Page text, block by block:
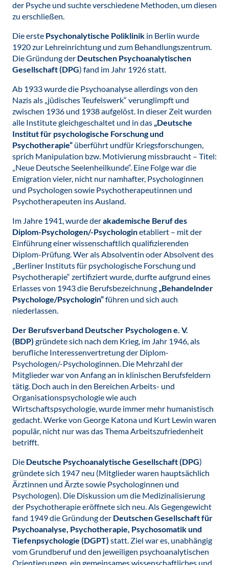
der Psyche und suchte verschiedene Methoden, um diesen
zu erschließen.
Die erste Psychonalytische Poliklinik in Berlin wurde
1920 zur Lehreinrichtung und zum Behandlungszentrum.
Die Gründung der Deutschen Psychoanalytischen
Gesellschaft (DPG) fand im Jahr 1926 statt.
Ab 1933 wurde die Psychoanalyse allerdings von den
Nazis als „jüdisches Teufelswerk“ verunglimpft und
zwischen 1936 und 1938 aufgelöst. In dieser Zeit wurden
alle Institute gleichgeschaltet und in das „Deutsche
Institut für psychologische Forschung und
Psychotherapie“ überführt undfür Kriegsforschungen,
sprich Manipulation bzw. Motivierung missbraucht – Titel:
„Neue Deutsche Seelenheilkunde“. Eine Folge war die
Emigration vieler, nicht nur namhafter, Psychologinnen
und Psychologen sowie Psychotherapeutinnen und
Psychotherapeuten ins Ausland.
Im Jahre 1941, wurde derakademische Beruf des
Diplom-Psychologen/-Psychologinetabliert – mit der
Einführung einer wissenschaftlich qualifizierenden
Diplom-Prüfung. Wer als Absolventin oder Absolvent des
„Berliner Instituts für psychologische Forschung und
Psychotherapie“ zertifiziert wurde, durfte aufgrund eines
Erlasses von 1943 die Berufsbezeichnung „Behandelnder
Psychologe/Psychologin“führen und sich auch
niederlassen.
Der Berufsverband Deutscher Psychologen e. V.
(BDP) gründete sich nach dem Krieg, im Jahr 1946, als
berufliche Interessenvertretung der Diplom-
Psychologen/-Psychologinnen. Die Mehrzahl der
Mitglieder war von Anfang an in klinischen Berufsfeldern
tätig. Doch auch in den Bereichen Arbeits- und
Organisationspsychologie wie auch
Wirtschaftspsychologie, wurde immer mehr humanistisch
gedacht. Werke von George Katona und Kurt Lewin waren
populär, nicht nur was das Thema Arbeitszufriedenheit
betrifft.
Die Deutsche Psychoanalytische Gesellschaft (DPG)
gründete sich 1947 neu (Mitglieder waren hauptsächlich
Ärztinnen und Ärzte sowie Psychologinnen und
Psychologen). Die Diskussion um die Medizinalisierung
der Psychotherapie eröffnete sich neu. Als Gegengewicht
fand 1949 die Gründung der Deutschen Gesellschaft für
Psychoanalyse, Psychotherapie, Psychosomatik und
Tiefenpsychologie (DGPT) statt. Ziel war es, unabhängig
vom Grundberuf und den jeweiligen psychoanalytischen
Orientierungen, ein gemeinsames wissenschaftliches und